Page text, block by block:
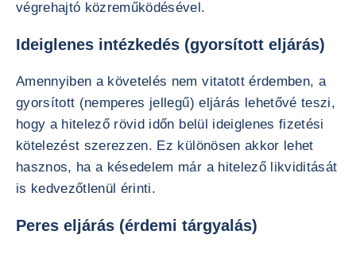
végrehajtó közreműködésével.
Ideiglenes intézkedés (gyorsított eljárás)
Amennyiben a követelés nem vitatott érdemben, a
gyorsított (nemperes jellegű) eljárás lehetővé teszi,
hogy a hitelező rövid időn belül ideiglenes fizetési
kötelezést szerezzen. Ez különösen akkor lehet
hasznos, ha a késedelem már a hitelező likviditását
is kedvezőtlenül érinti.
Peres eljárás (érdemi tárgyalás)